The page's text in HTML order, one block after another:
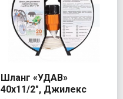
Шланг «УДАВ»
40х11/2", Джилекс